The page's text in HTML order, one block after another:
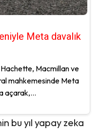
Meta davalık
Hachette, Macmillan ve
mahkemesinde Meta
açarak,...
bu yıl yapay zeka